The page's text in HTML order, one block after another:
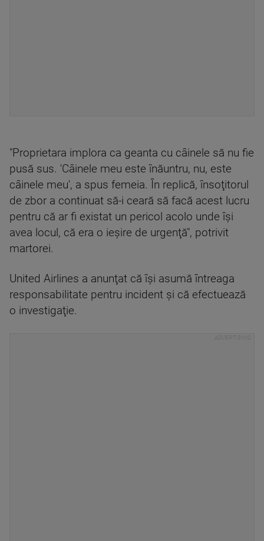
"Proprietara implora ca geanta cu câinele să nu fie
pusă sus. 'Câinele meu este înăuntru, nu, este
câinele meu', a spus femeia. În replică, însoţitorul
de zbor a continuat să-i ceară să facă acest lucru
pentru că ar fi existat un pericol acolo unde îşi
avea locul, că era o ieşire de urgenţă", potrivit
martorei.
United Airlines a anunţat că îşi asumă întreaga
responsabilitate pentru incident şi că efectuează
o investigaţie.